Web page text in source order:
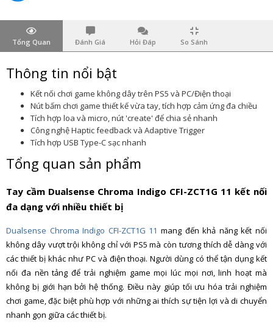
Tổng Quan Đánh Giá Hỏi Đáp So Sánh
Thông tin nổi bật
Kết nối chơi game không dây trên PS5 và PC/Điện thoại
Nút bấm chơi game thiết kế vừa tay, tích hợp cảm ứng đa chiều
Tích hợp loa và micro, nút 'create' để chia sẻ nhanh
Công nghệ Haptic feedback và Adaptive Trigger
Tích hợp USB Type-C sạc nhanh
Tổng quan sản phẩm
Tay cầm Dualsense Chroma Indigo CFI-ZCT1G 11 kết nối
đa dạng với nhiều thiết bị
Dualsense Chroma Indigo CFI-ZCT1G 11 mang đến khả năng kết nối
không dây vượt trội không chỉ với PS5 mà còn tương thích dễ dàng với
các thiết bị khác như PC và điện thoại. Người dùng có thể tận dụng kết
nối đa nền tảng để trải nghiệm game mọi lúc mọi nơi, linh hoạt mà
không bị giới hạn bởi hệ thống. Điều này giúp tối ưu hóa trải nghiệm
chơi game, đặc biệt phù hợp với những ai thích sự tiện lợi và di chuyển
nhanh gọn giữa các thiết bị.